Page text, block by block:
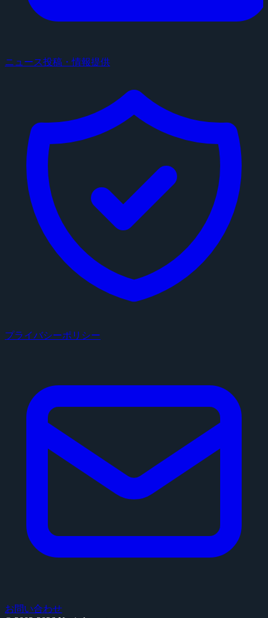
ニュース投稿・情報提供
プライバシーポリシー
お問い合わせ